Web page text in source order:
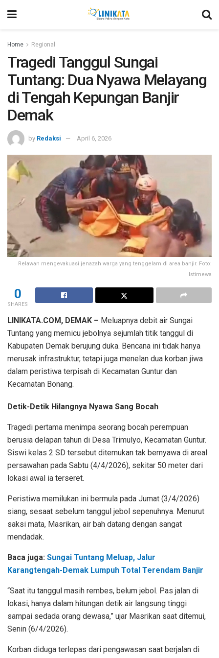
Home Regional
Tragedi Tanggul Sungai
Tuntang: Dua Nyawa Melayang
di Tengah Kepungan Banjir
Demak
by Redaksi April 6, 2026
Relawan mengevakuasi jenazah warga yang tenggelam di area banjir. Foto:
Istimewa
0
SHARES
LINIKATA.COM, DEMAK – Meluapnya debit air Sungai
Tuntang yang memicu jebolnya sejumlah titik tanggul di
Kabupaten Demak berujung duka. Bencana ini tidak hanya
merusak infrastruktur, tetapi juga menelan dua korban jiwa
dalam peristiwa terpisah di Kecamatan Guntur dan
Kecamatan Bonang.
Detik-Detik Hilangnya Nyawa Sang Bocah
Tragedi pertama menimpa seorang bocah perempuan
berusia delapan tahun di Desa Trimulyo, Kecamatan Guntur.
Siswi kelas 2 SD tersebut ditemukan tak bernyawa di areal
persawahan pada Sabtu (4/4/2026), sekitar 50 meter dari
lokasi awal ia terseret.
Peristiwa memilukan ini bermula pada Jumat (3/4/2026)
siang, sesaat sebelum tanggul jebol sepenuhnya. Menurut
saksi mata, Masrikan, air bah datang dengan sangat
mendadak.
Baca juga: Sungai Tuntang Meluap, Jalur
Karangtengah-Demak Lumpuh Total Terendam Banjir
“Saat itu tanggul masih rembes, belum jebol. Pas jalan di
lokasi, hanya dalam hitungan detik air langsung tinggi
sampai sedada orang dewasa,” ujar Masrikan saat ditemui,
Senin (6/4/2026).
Korban diduga terlepas dari pengawasan saat berjalan di